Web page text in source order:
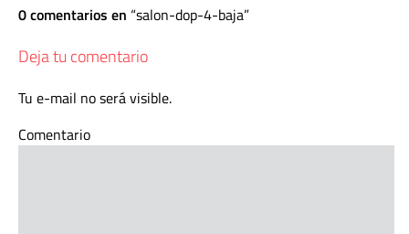
0 comentarios en salon-dop-4-baja
Deja tu comentario
Tu e-mail no será visible.
Comentario